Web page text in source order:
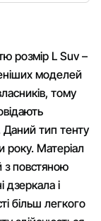
розмір L Suv –
моделей
тому
Даний тип тенту
року. Матеріал
з повстяною
дзеркала і
більш легкого